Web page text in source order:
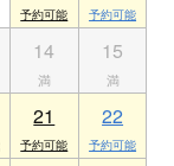
14 15
21 22